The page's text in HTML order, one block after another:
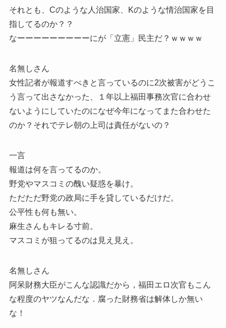
それとも、Cのような人治国家、Kのような情治国家を目
指してるのか？？
なーーーーーーーーーにが「立憲」民主だ？ｗｗｗｗ
名無しさん
女性記者が報道すべきと言っているのに2次被害がどうこ
う言って出さなかった、１年以上福田事務次官に合わせ
ないようにしていたのになぜ今年になってまた合わせた
のか？それでテレ朝の上司は責任がないの？
一言
報道は何を言ってるのか。
野党やマスコミの醜い疑惑を暴け。
ただただ野党の政局に手を貸しているだけだ。
公平性も何も無い。
麻生さんもキレる寸前。
マスコミが狙ってるのは見え見え。
名無しさん
阿呆財務大臣がこんな認識だから，福田エロ次官もこん
な程度のヤツなんだな．腐った財務省は解体しか無い
な！